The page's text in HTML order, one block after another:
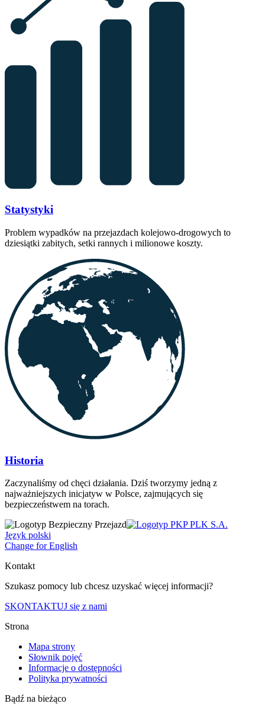
Statystyki
Problem wypadków na przejazdach kolejowo-drogowych to
dziesiątki zabitych, setki rannych i milionowe koszty.
Historia
Zaczynaliśmy od chęci działania. Dziś tworzymy jedną z
najważniejszych inicjatyw w Polsce, zajmujących się
bezpieczeństwem na torach.
Język polski
Change for English
Kontakt
Szukasz pomocy lub chcesz uzyskać więcej informacji?
SKONTAKTUJ się z nami
Strona
Mapa strony
Słownik pojęć
Informacje o dostępności
Polityka prywatności
Bądź na bieżąco